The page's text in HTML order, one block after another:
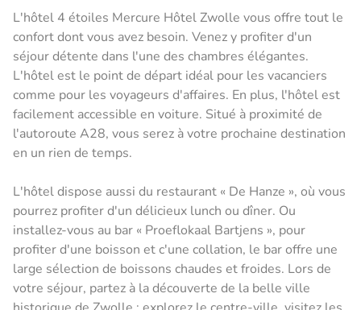
L'hôtel 4 étoiles Mercure Hôtel Zwolle vous offre tout le
confort dont vous avez besoin. Venez y profiter d'un
séjour détente dans l'une des chambres élégantes.
L'hôtel est le point de départ idéal pour les vacanciers
comme pour les voyageurs d'affaires. En plus, l'hôtel est
facilement accessible en voiture. Situé à proximité de
l'autoroute A28, vous serez à votre prochaine destination
en un rien de temps.
L'hôtel dispose aussi du restaurant « De Hanze », où vous
pourrez profiter d'un délicieux lunch ou dîner. Ou
installez-vous au bar « Proeflokaal Bartjens », pour
profiter d'une boisson et c'une collation, le bar offre une
large sélection de boissons chaudes et froides. Lors de
votre séjour, partez à la découverte de la belle ville